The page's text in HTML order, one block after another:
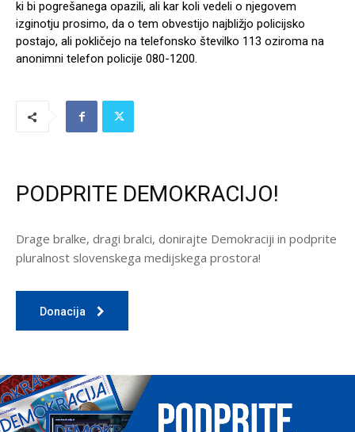
ki bi pogrešanega opazili, ali kar koli vedeli o njegovem
izginotju prosimo, da o tem obvestijo najbližjo policijsko
postajo, ali pokličejo na telefonsko številko 113 oziroma na
anonimni telefon policije 080-1200.
PODPRITE DEMOKRACIJO!
Drage bralke, dragi bralci, donirajte Demokraciji in podprite
pluralnost slovenskega medijskega prostora!
Donacija